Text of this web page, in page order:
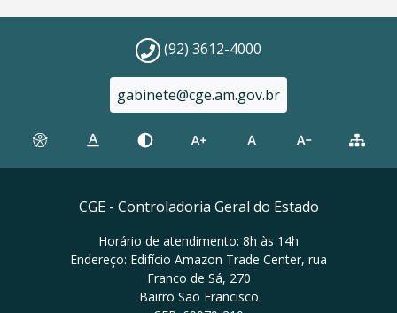
(92) 3612-4000
gabinete@cge.am.gov.br
CGE - Controladoria Geral do Estado
Horário de atendimento: 8h às 14h
Endereço: Edifício Amazon Trade Center, rua
Franco de Sá, 270
Bairro São Francisco